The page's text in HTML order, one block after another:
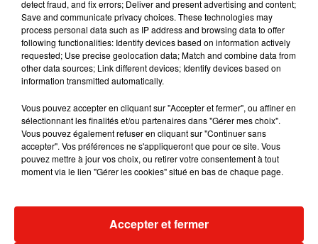
Julien Lieb s’essaye à la vie de
chatelain dans son nouveau clip
Madonna
Sensation »
+ DE MUSIQUE
detect fraud, and fix errors; Deliver and present advertising and content;
Save and communicate privacy choices. These technologies may
process personal data such as IP address and browsing data to offer
following functionalities: Identify devices based on information actively
requested; Use precise geolocation data; Match and combine data from
other data sources; Link different devices; Identify devices based on
information transmitted automatically.
Vous pouvez accepter en cliquant sur "Accepter et fermer", ou affiner en
sélectionnant les finalités et/ou partenaires dans "Gérer mes choix".
Vous pouvez également refuser en cliquant sur "Continuer sans
accepter". Vos préférences ne s'appliqueront que pour ce site. Vous
pouvez mettre à jour vos choix, ou retirer votre consentement à tout
moment via le lien "Gérer les cookies" situé en bas de chaque page.
Accepter et fermer